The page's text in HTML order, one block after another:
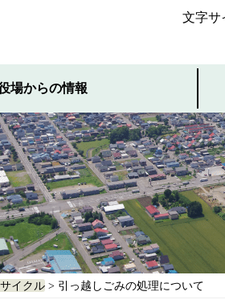
文字サ
場からの情報
イクル > 引っ越しごみの処理について